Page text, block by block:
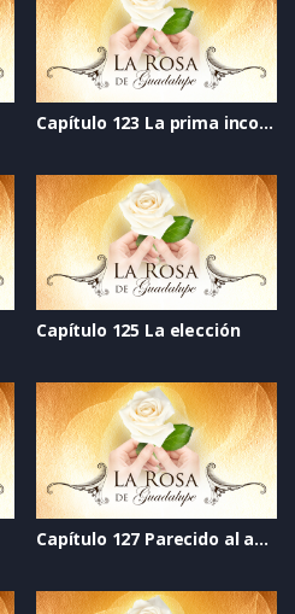
Capítulo 123 La prima incomoda
Capítulo 125 La elección
Capítulo 127 Parecido al amor